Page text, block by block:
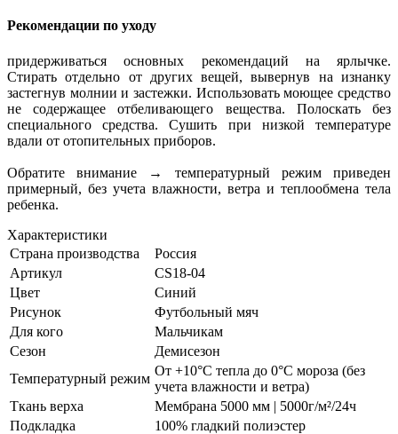
Рекомендации по уходу
придерживаться основных рекомендаций на ярлычке.
Стирать отдельно от других вещей, вывернув на изнанку
застегнув молнии и застежки. Использовать моющее средство
не содержащее отбеливающего вещества. Полоскать без
специального средства. Сушить при низкой температуре
вдали от отопительных приборов.
Обратите внимание → температурный режим приведен
примерный, без учета влажности, ветра и теплообмена тела
ребенка.
Характеристики
Страна производства
Россия
Артикул
CS18-04
Цвет
Синий
Рисунок
Футбольный мяч
Для кого
Мальчикам
Сезон
Демисезон
Температурный режим
От +10°С тепла до 0°С мороза (без
учета влажности и ветра)
Ткань верха
Мембрана 5000 мм | 5000г/м²/24ч
Подкладка
100% гладкий полиэстер